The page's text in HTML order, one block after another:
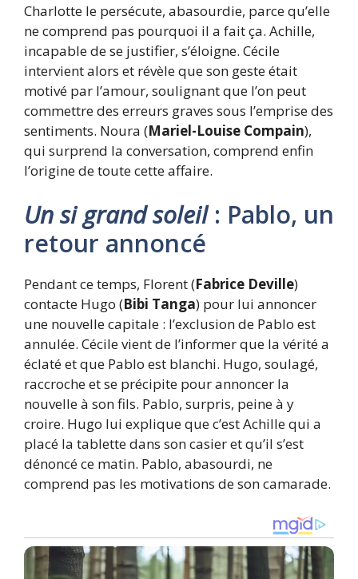
Charlotte le persécute, abasourdie, parce qu’elle
ne comprend pas pourquoi il a fait ça. Achille,
incapable de se justifier, s’éloigne. Cécile
intervient alors et révèle que son geste était
motivé par l’amour, soulignant que l’on peut
commettre des erreurs graves sous l’emprise des
sentiments. Noura (Mariel-Louise Compain),
qui surprend la conversation, comprend enfin
l’origine de toute cette affaire.
Un si grand soleil: Pablo, un
retour annoncé
Pendant ce temps, Florent (Fabrice Deville)
contacte Hugo (Bibi Tanga) pour lui annoncer
une nouvelle capitale : l’exclusion de Pablo est
annulée. Cécile vient de l’informer que la vérité a
éclaté et que Pablo est blanchi. Hugo, soulagé,
raccroche et se précipite pour annoncer la
nouvelle à son fils. Pablo, surpris, peine à y
croire. Hugo lui explique que c’est Achille qui a
placé la tablette dans son casier et qu’il s’est
dénoncé ce matin. Pablo, abasourdi, ne
comprend pas les motivations de son camarade.